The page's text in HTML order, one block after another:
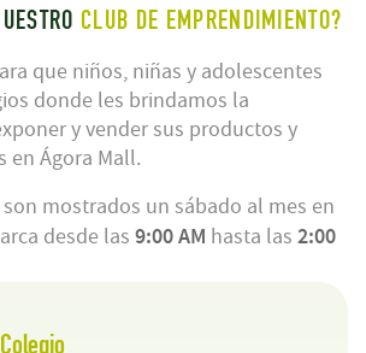
CLUB DE EMPRENDIMIENTO?
que niños, niñas y adolescentes
donde les brindamos la
y vender sus productos y
en Ágora Mall.
mostrados un sábado al mes en
desde las 9:00 AM hasta las 2:00
Colegio